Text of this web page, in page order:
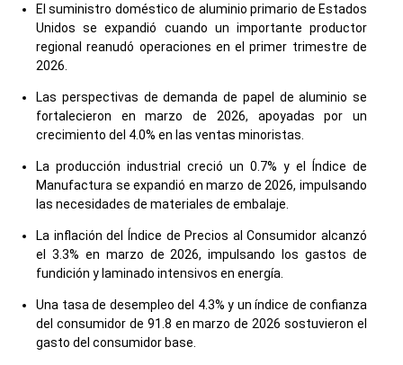
El suministro doméstico de aluminio primario de Estados
Unidos se expandió cuando un importante productor
regional reanudó operaciones en el primer trimestre de
2026.
Las perspectivas de demanda de papel de aluminio se
fortalecieron en marzo de 2026, apoyadas por un
crecimiento del 4.0% en las ventas minoristas.
La producción industrial creció un 0.7% y el Índice de
Manufactura se expandió en marzo de 2026, impulsando
las necesidades de materiales de embalaje.
La inflación del Índice de Precios al Consumidor alcanzó
el 3.3% en marzo de 2026, impulsando los gastos de
fundición y laminado intensivos en energía.
Una tasa de desempleo del 4.3% y un índice de confianza
del consumidor de 91.8 en marzo de 2026 sostuvieron el
gasto del consumidor base.